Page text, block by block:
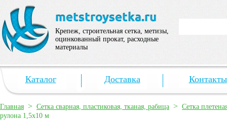
Крепеж, строительная сетка, метизы,
оцинкованный прокат, расходные
материалы
Каталог Доставка Контакты
Главная > Сетка сварная, пластиковая, тканая, рабица > Сетка
рулона 1,5х10 м